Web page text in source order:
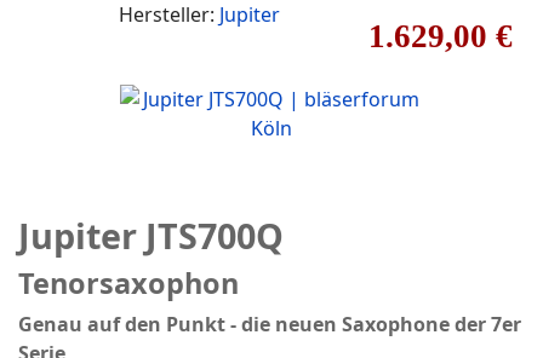
1.629,00 €
Hersteller: Jupiter
Jupiter JTS700Q
Tenorsaxophon
Genau auf den Punkt - die neuen Saxophone der 7er